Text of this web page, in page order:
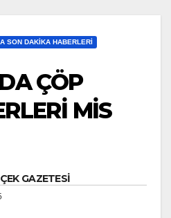
SON DAKIKA HABERLERI
ÇÖP
MİS
GAZETESİ